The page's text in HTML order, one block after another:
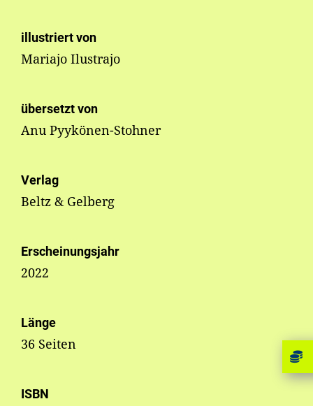
illustriert von
Mariajo Ilustrajo
übersetzt von
Anu Pyykönen-Stohner
Verlag
Beltz & Gelberg
Erscheinungsjahr
2022
Länge
36 Seiten
ISBN